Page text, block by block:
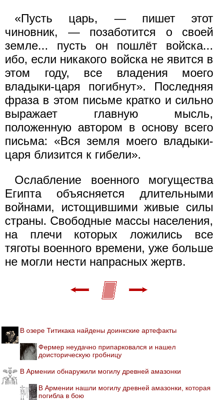
«Пусть царь, — пишет этот
чиновник, — позаботится о своей
земле... пусть он пошлёт войска...
ибо, если никакого войска не явится в
этом году, все владения моего
владыки-царя погибнут». Последняя
фраза в этом письме кратко и сильно
выражает главную мысль,
положенную автором в основу всего
письма: «Вся земля моего владыки-
царя близится к гибели».
Ослабление военного могущества
Египта объясняется длительными
войнами, истощившими живые силы
страны. Свободные массы населения,
на плечи которых ложились все
тяготы военного времени, уже больше
не могли нести напрасных жертв.
В озере Титикака найдены доинкские артефакты
Фермер неудачно припарковался и нашел
доисторическую гробницу
В Армении обнаружили могилу древней амазонки
В Армении нашли могилу древней амазонки, которая
погибла в бою